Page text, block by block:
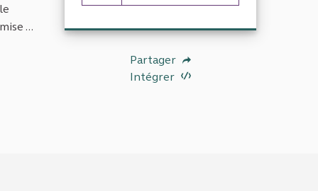
...
23 abonnés
Partager
Intégrer